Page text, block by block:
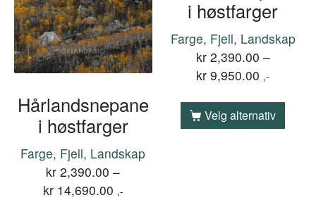
Hårlandsnepane
i høstfarger
Farge, Fjell, Landskap
kr 2,390.00 –
kr14,690.00 ,-
i høstfarger
Farge, Fjell, Landskap
kr2,390.00 –
kr 9,950.00 ,-
Velg alternativ